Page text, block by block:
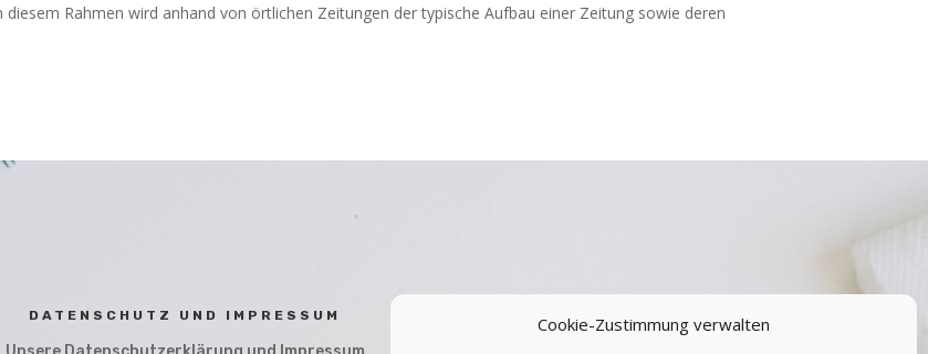
Cookie-Zustimmung verwalten
Rahmen wird anhand von örtlichen Zeitungen der typische Aufbau einer Zeitung sowie deren
DATENSCHUTZ UND IMPRESSUM